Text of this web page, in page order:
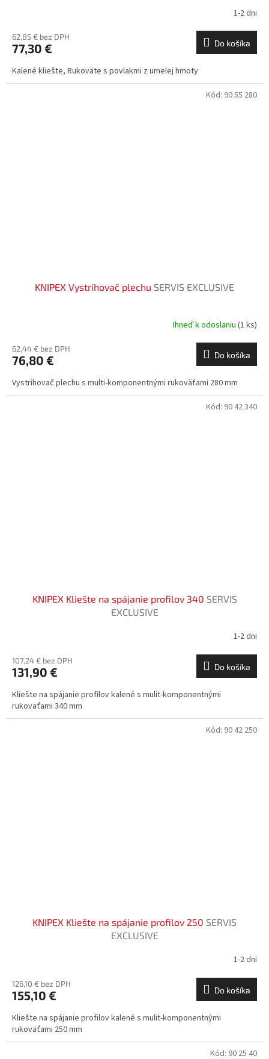
1-2 dni
62,85 € bez DPH
77,30 € Do košíka
Kalené kliešte, Rukoväte s povlakmi z umelej hmoty
KNIPEX Vystrihovač plechu SERVIS EXCLUSIVE
Ihneď k odoslaniu (1 ks)
62,44 € bez DPH
76,80 € Do košíka
Vystrihovač plechu s multi-komponentnými rukoväťami 280 mm
Kód: 90 55 280
KNIPEX Kliešte na spájanie profilov 340 SERVIS
EXCLUSIVE
1-2 dni
107,24 € bez DPH
131,90 € Do košíka
Kliešte na spájanie profilov kalené s mulit-komponentnými
rukoväťami 340 mm
Kód: 90 42 340
KNIPEX Kliešte na spájanie profilov 250 SERVIS
EXCLUSIVE
1-2 dni
126,10 € bez DPH
155,10 € Do košíka
Kliešte na spájanie profilov kalené s mulit-komponentnými
rukoväťami 250 mm
Kód: 90 42 250
Kód: 90 25 40